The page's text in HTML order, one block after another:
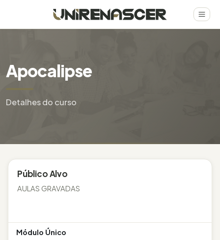
Apocalipse
Detalhes do curso
Público Alvo
AULAS GRAVADAS
Módulo Único